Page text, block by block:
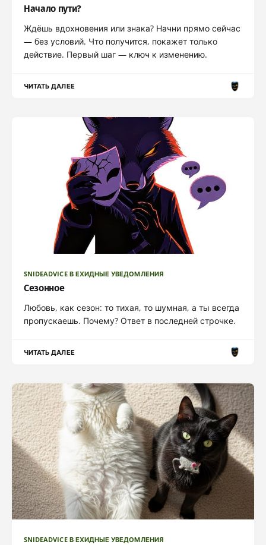
Начало пути?
Ждёшь вдохновения или знака? Начни прямо сейчас
— без условий. Что получится, покажет только
действие. Первый шаг — ключ к изменению.
ЧИТАТЬ ДАЛЕЕ
SNIDEADVICE В ЕХИДНЫЕ УВЕДОМЛЕНИЯ
Сезонное
Любовь, как сезон: то тихая, то шумная, а ты всегда
пропускаешь. Почему? Ответ в последней строчке.
ЧИТАТЬ ДАЛЕЕ
SNIDEADVICE В ЕХИДНЫЕ УВЕДОМЛЕНИЯ